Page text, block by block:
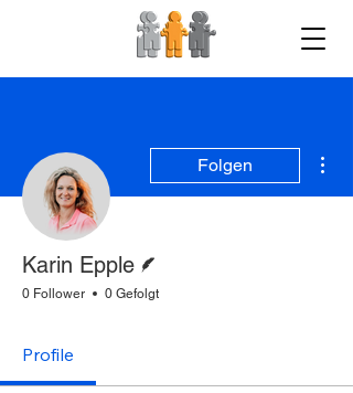
Folgen
Karin Epple
0 Follower 0 Gefolgt
Profile